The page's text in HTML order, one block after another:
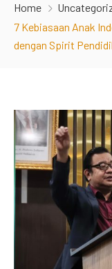
Room
About Us
Information
Home
7 Kebiasaan Anak
dengan Spirit